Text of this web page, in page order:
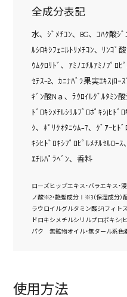
全成分表記
水､ ｼﾞﾒﾁｺﾝ､ BG､ ｺﾊｸ酸ｼ
ﾙｼﾛｷｼﾌｪﾆﾙﾄﾘﾒﾁｺﾝ､ ﾘﾝｺﾞ
ｳﾑｸﾛﾘﾄﾞ､ ｱﾐﾉｴﾁﾙｱﾐﾉﾌﾟﾛﾋ
ｾﾃｽ-2､ ｶﾆﾅﾊﾞﾗ果実ｴｷｽ(ﾛｰ
ｷﾞﾝ酸Nａ､ ﾗｳﾛｲﾙｸﾞﾙﾀﾐﾝ
ﾄﾞﾛｷｼﾒﾁﾙｼﾘﾙﾌﾟﾛﾎﾟｷｼ)ﾋﾄﾞ
ｸ､ ﾎﾟﾘｸｵﾀﾆｳﾑ-7､ ｸﾞｱｰﾋﾄ
ｷｼﾋﾄﾞﾛｷｼﾌﾟﾛﾋﾟﾙﾒﾁﾙｾﾙﾛｰ
ｴﾁﾙﾊﾟﾗﾍﾞﾝ､ 香料
ローズヒップエキス・バラエキス・
ノ酸※2・艶髪成分Ⅰ※3（保湿成
ラウロイルグルタミン酸ジ(フィ
ドロキシメチルシリルプロポキシ)
パク 無鉱物オイル・無タール系色
使用方法